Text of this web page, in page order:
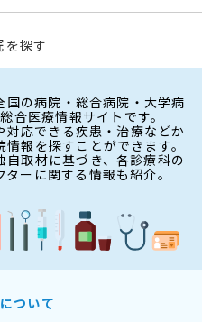
を探す
の病院・総合病院・大学病
合医療情報サイトです。
応できる疾患・治療などか
報を探すことができます。
取材に基づき、各診療科の
ーに関する情報も紹介。
ついて